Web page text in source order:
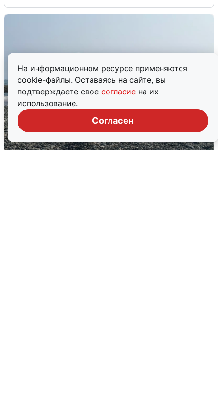
На информационном ресурсе применяются
cookie-файлы. Оставаясь на сайте, вы
подтверждаете свое согласие на их
использование.
Согласен